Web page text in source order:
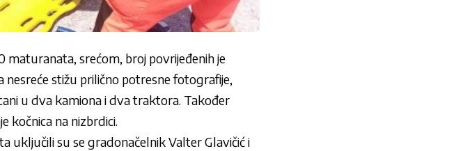
maturanata, srećom, broj povrijeđenih je
nesreće stižu prilično potresne fotografije,
u dva kamiona i dva traktora. Također
kočnica na nizbrdici.
uključili su se gradonačelnik Valter Glavičić i